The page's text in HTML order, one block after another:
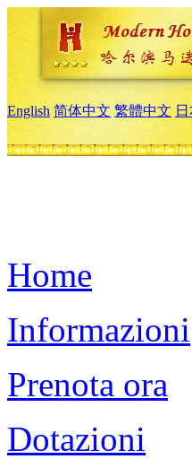
English 简体中文 繁體中文
Home
Informazioni
Prenota ora
Dotazioni